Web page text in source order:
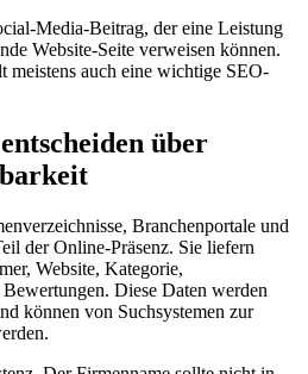
Media-Beitrag, der eine Leistung
Website-Seite verweisen können.
meistens auch eine wichtige SEO-
über
Branchenportale und
der Online-Präsenz. Sie liefern
Website, Kategorie,
Diese Daten werden
können von Suchsystemen zur